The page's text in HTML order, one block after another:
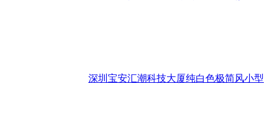
深圳宝安汇潮科技大厦纯白色极简风小型